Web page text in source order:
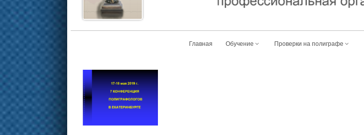
Главная Обучение Проверки на полиграфе